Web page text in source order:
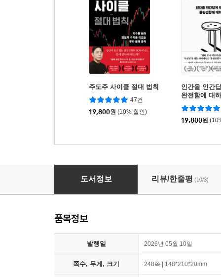
주도주 사이클 절대 법칙
47건
19,800원 (10% 할인)
인간을 인간
완전함에 대
19,800원
감정에 서툰 당신을 위한 마음의 뇌과학
도서정보 리뷰/한줄평 (10/3)
품목정보
발행일 2026년 05월 10일
쪽수, 무게, 크기 248쪽 | 148*210*20mm